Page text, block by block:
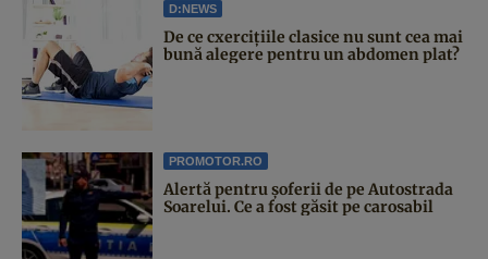
D:NEWS
De ce cxercițiile clasice nu sunt cea mai
bună alegere pentru un abdomen plat?
PROMOTOR.RO
Alertă pentru șoferii de pe Autostrada
Soarelui. Ce a fost găsit pe carosabil